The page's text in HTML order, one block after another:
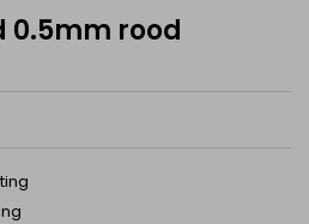
0.5mm rood